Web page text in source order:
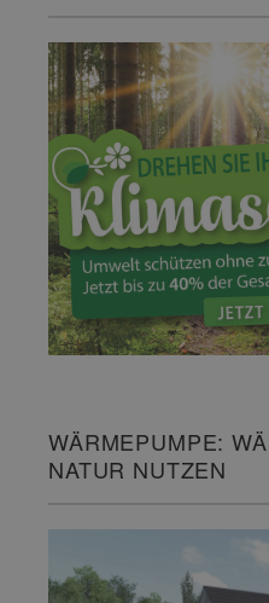
WÄRMEPUMPE:
NATUR NUTZEN